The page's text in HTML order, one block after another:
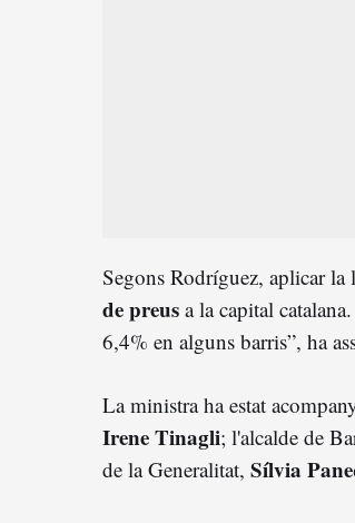
Segons Rodríguez, aplicar la
de preus a la capital
6,4% en alguns barris”, ha
La ministra ha estat
Irene Tinagli; l'alcalde de
de la Generalitat, Sílvia